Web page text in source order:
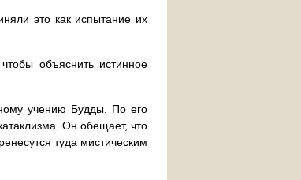
это как испытание их
объяснить истинное
учению Будды. По его
Он обещает, что
туда мистическим